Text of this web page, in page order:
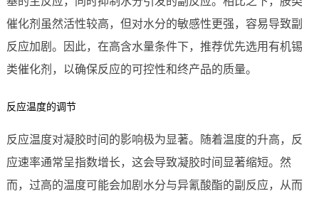
催化剂虽然活性较高，但对水分的敏感性更强，容易导致副
反应加剧。因此，在高含水量条件下，推荐优先选用有机锡
类催化剂，以确保反应的可控性和终产品的质量。
反应温度的调节
反应温度对凝胶时间的影响极为显著。随着温度的升高，反
应速率通常呈指数增长，这会导致凝胶时间显著缩短。然
而，过高的温度可能会加剧水分与异氰酸酯的副反应，从而